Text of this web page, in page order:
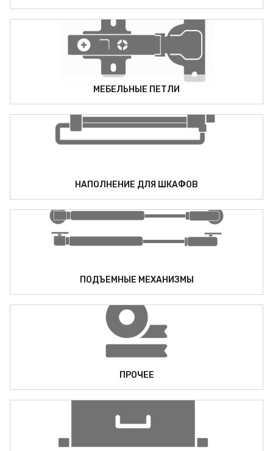
МЕБЕЛЬНЫЕ ПЕТЛИ
НАПОЛНЕНИЕ ДЛЯ ШКАФОВ
ПОДЪЕМНЫЕ МЕХАНИЗМЫ
ПРОЧЕЕ